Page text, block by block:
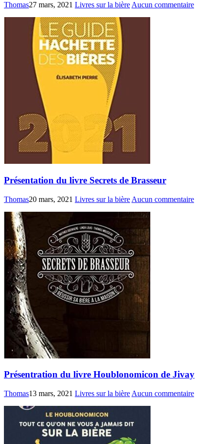
Thomas27 mars, 2021 Livres sur la bière Aucun commentaire
Présentation du livre Secrets de Brasseur
Thomas20 mars, 2021 Livres sur la bière Aucun commentaire
Présentration du livre Houblonomicon de Jivay
Thomas13 mars, 2021 Livres sur la bière Aucun commentaire